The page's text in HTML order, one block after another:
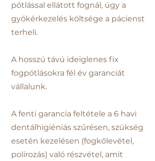
pótlással ellátott fognál, úgy a
gyökérkezelés költsége a pácienst
terheli.
A hosszú távú ideiglenes fix
fogpótlásokra fél év garanciát
vállalunk.
A fenti garancia feltétele a 6 havi
dentálhigiéniás szűrésen, szükség
esetén kezelésen (fogkőlevétel,
polírozás) való részvétel, amit